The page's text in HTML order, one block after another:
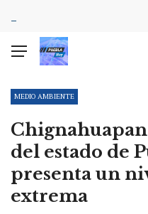
MEDIO AMBIENTE
del estado de
presenta un
extrema